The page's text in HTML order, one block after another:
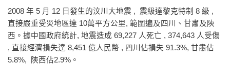
2008 年 5 月 12 日發生的汶川大地震 , 震級達黎克特制 8 級 ,
直接嚴重受災地區達 10萬平方公里, 範圍遍及四川、甘肅及陝
西。據中國政府統計, 地震造成 69,227 人死亡 , 374,643 人受傷
, 直接經濟損失達 8,451 億人民幣 , 四川佔損失 91.3%, 甘肅佔
5.8%, 陝西佔2.9%。